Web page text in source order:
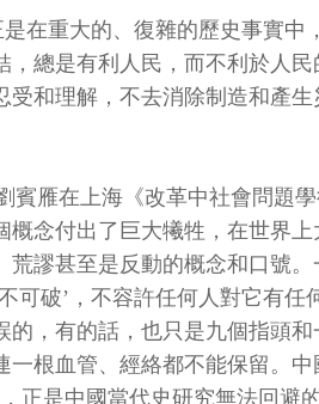
在重大的、復雜的歷史事實
，總是有利人民，而不利於人
受和理解，不去消除制造和產
賓雁在上海《改革中社會問題
概念付出了巨大犧牲，在世界
荒謬甚至是反動的概念和口號
可破’，不容許任何人對它有
的，有的話，也只是九個指頭
一根血管、經絡都不能保留。
正是中國當代史研究無法回避